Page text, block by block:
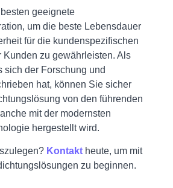
geeignete
um die beste Lebensdauer
für die kundenspezifischen
Kunden zu gewährleisten. Als
sich der Forschung und
hat, können Sie sicher
von den führenden
mit der modernsten
hergestellt wird.
Kontaktheute, um mit
zu beginnen.